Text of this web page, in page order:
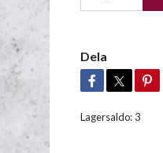
Dela
Lagersaldo: 3